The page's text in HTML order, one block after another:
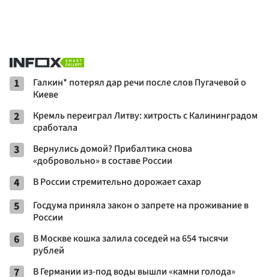
1
Галкин* потерял дар речи после слов Пугачевой о
Киеве
2
Кремль переиграл Литву: хитрость с Калининградом
сработала
3
Вернулись домой? Прибалтика снова
«добровольно» в составе России
4 В России стремительно дорожает сахар
5
Госдума приняла закон о запрете на проживание в
России
6
В Москве кошка залила соседей на 654 тысячи
рублей
7 В Германии из-под воды вышли «камни голода»